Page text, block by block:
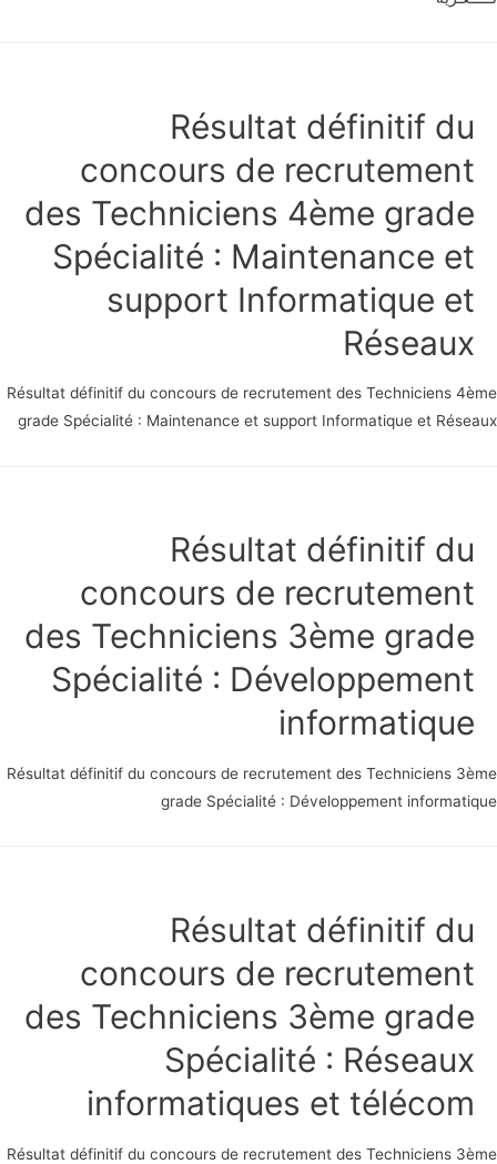
Résultat définitif du
concours de recrutement
des Techniciens 4ème grade
Spécialité : Maintenance et
support Informatique et
Réseaux
Résultat définitif du concours de recrutement des Techniciens
grade Spécialité : Maintenance et support Informatique et
Résultat définitif du
concours de recrutement
des Techniciens 3ème grade
Spécialité : Développement
informatique
Résultat définitif du concours de recrutement des Techniciens
grade Spécialité : Développement
Résultat définitif du
concours de recrutement
des Techniciens 3ème grade
Spécialité : Réseaux
informatiques et télécom
Résultat définitif du concours de recrutement des Techniciens